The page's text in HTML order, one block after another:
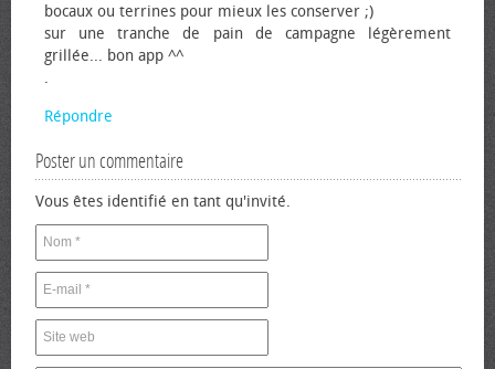
bocaux ou terrines pour mieux les conserver ;)
sur une tranche de pain de campagne légèrement
grillée... bon app ^^
.
Répondre
Poster un commentaire
Vous êtes identifié en tant qu'invité.